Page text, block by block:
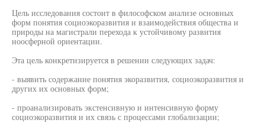
Цель исследования состоит в философском анализе основных
форм понятия социоэкоразвития и взаимодействия общества и
природы на магистрали перехода к устойчивому развития
ноосферной ориентации.
Эта цель конкретизируется в решении следующих задач:
- выявить содержание понятия экоразвития, социоэкоразвития и
других их основных форм;
- проанализировать экстенсивную и интенсивную форму
социоэкоразвития и их связь с процессами глобализации;